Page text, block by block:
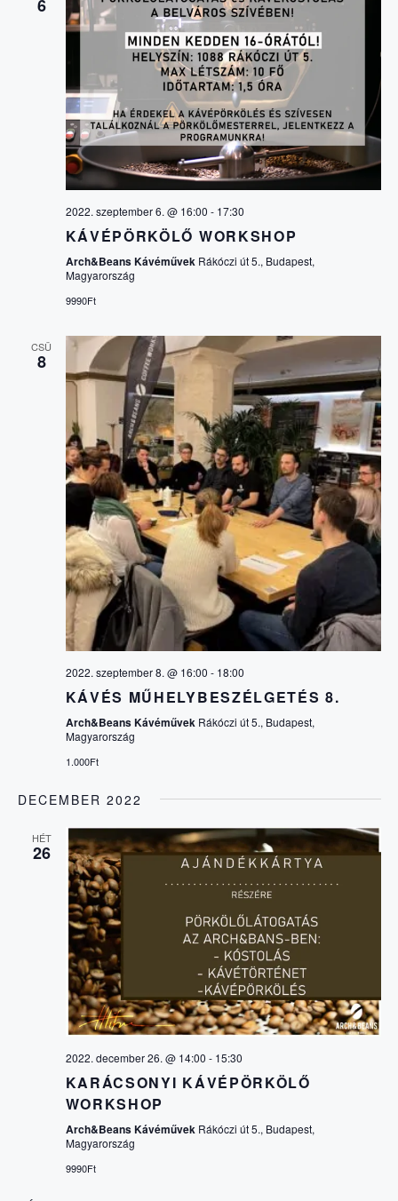
Z
E
T
V
S
Z
T
Á
S
6
2022. szeptember 6. @ 16:00 - 17:30
KÁVÉPÖRKÖLŐ WORKSHOP
Arch&Beans Kávéművek Rákóczi út 5., Budapest,
Magyarország
9990Ft
CSÜ
8
2022. szeptember 8. @ 16:00 - 18:00
KÁVÉS MŰHELYBESZÉLGETÉS 8.
Arch&Beans Kávéművek Rákóczi út 5., Budapest,
Magyarország
1.000Ft
DECEMBER 2022
HÉT
26
2022. december 26. @ 14:00 - 15:30
KARÁCSONYI KÁVÉPÖRKÖLŐ
WORKSHOP
Arch&Beans Kávéművek Rákóczi út 5., Budapest,
Magyarország
9990Ft